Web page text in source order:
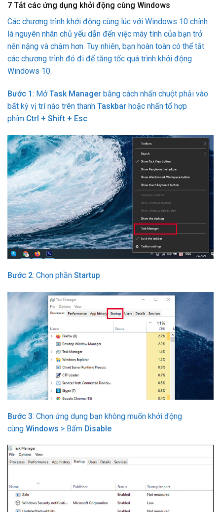
7 Tắt các ứng dụng khởi động cùng Windows
Các chương trình khởi động cùng lúc với Windows 10 chính
là nguyên nhân chủ yếu dẫn đến việc máy tính của bạn trở
nên nặng và chậm hơn. Tuy nhiên, bạn hoàn toàn có thể tắt
các chương trình đó đi để tăng tốc quá trình khởi động
Windows 10.
Bước 1: MởTask Manager bằng cách nhấn chuột phải vào
bất kỳ vị trí nào trên thanh Taskbar hoặc nhấn tổ hợp
phím Ctrl + Shift + Esc
Bước 2: Chọn phần Startup
Bước 3: Chọn ứng dụng bạn không muốn khởi động
cùng Windows > Bấm Disable